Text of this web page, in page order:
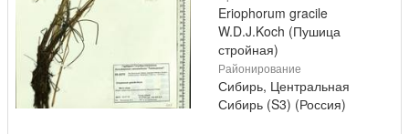
Eriophorum gracile
W.D.J.Koch (Пушица
стройная)
Районирование
Сибирь, Центральная
Сибирь (S3) (Россия)